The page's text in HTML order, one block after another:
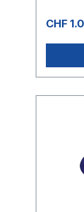
CHF